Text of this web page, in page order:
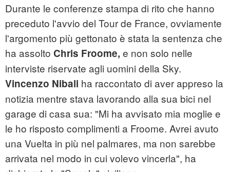
Durante le conferenze stampa di rito che hanno
preceduto l'avvio del Tour de France, ovviamente
l'argomento più gettonato è stata la sentenza che
ha assolto Chris Froome, e non solo nelle
interviste riservate agli uomini della Sky.
Vincenzo Nibali ha raccontato di aver appreso la
notizia mentre stava lavorando alla sua bici nel
garage di casa sua: "Mi ha avvisato mia moglie e
le ho risposto complimenti a Froome. Avrei avuto
una Vuelta in più nel palmares, ma non sarebbe
arrivata nel modo in cui volevo vincerla", ha